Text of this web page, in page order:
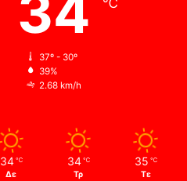
37º - 30º
39%
2.68 km/h
34 ℃
Δε
34 ℃
Τρ
35 ℃
Τε